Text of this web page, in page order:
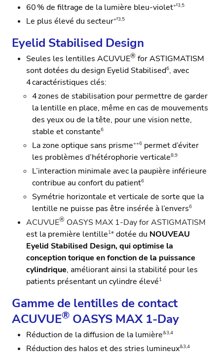
60 % de filtrage de la lumière bleu-violet+‡3,5
Le plus élevé du secteur+‡3,5
Eyelid Stabilised Design
Seules les lentilles ACUVUE® for ASTIGMATISM
sont dotées du design Eyelid Stabilised6, avec
4 caractéristiques clés:
4 zones de stabilisation pour permettre de garder
la lentille en place, même en cas de mouvements
des yeux ou de la tête, pour une vision nette,
stable et constante6
La zone optique sans prisme++6 permet d’éviter
les problèmes d’hétérophorie verticale8,9
L’interaction minimale avec la paupière inférieure
contribue au confort du patient6
Symétrie horizontale et verticale de sorte que la
lentille ne puisse pas être insérée à l’envers6
ACUVUE® OASYS MAX 1-Day for ASTIGMATISM
est la première lentille1≠ dotée du NOUVEAU
Eyelid Stabilised Design, qui optimise la
conception torique en fonction de la puissance
cylindrique, améliorant ainsi la stabilité pour les
patients présentant un cylindre élevé1
Gamme de lentilles de contact
ACUVUE® OASYS MAX 1-Day
Réduction de la diffusion de la lumière&3,4
Réduction des halos et des stries lumineux&3,4